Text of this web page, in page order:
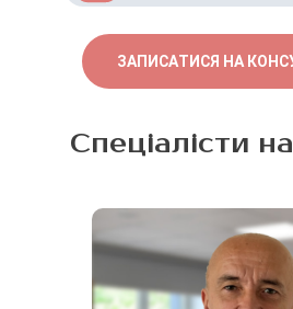
ЗАПИСАТИСЯ НА
Спеціалісти